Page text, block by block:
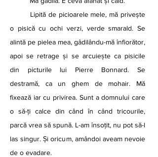
o pisică cu ochi verzi, verde smarald. Se
alintă pe pielea mea, gâdilându-mă înfiorător,
apoi se retrage și se arcuiește ca pisicile
din picturile lui Pierre Bonnard. Se
destramă, ca un ghem de mohair. Mă
fixează iar cu privirea. Sunt a domnului care
o să-ți calce din când în când tricourile,
parcă vrea să spună. L-am însoțit, nu pot să-l
las singur. Și oricum, amândoi aveam nevoie
de o evadare.